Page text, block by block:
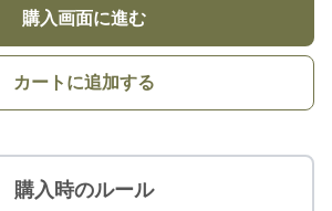
購入画面に進む
カートに追加する
購入時のルール